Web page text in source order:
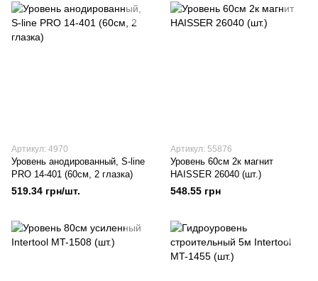
Артикул: 4970
Уровень анодированный, S-line
PRO 14-401 (60см, 2 глазка)
519.34 грн/шт.
Артикул: 55876
Уровень 60см 2к магнит
HAISSER 26040 (шт.)
548.55 грн